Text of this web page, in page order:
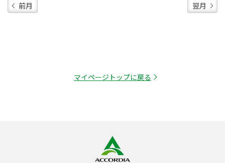
前月 翌月
マイページトップに戻る